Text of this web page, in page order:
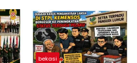
bekasi